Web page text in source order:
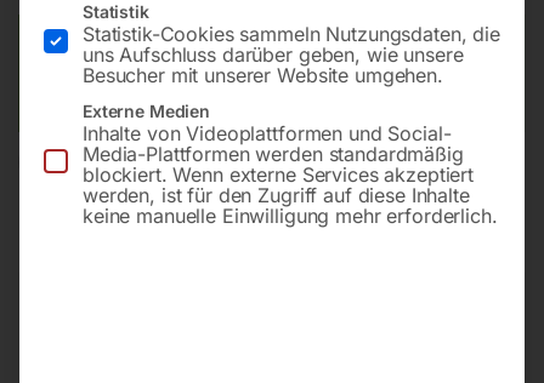
Versandkosten Standard (Österreich): €10,00
Bitte beachten Sie: Die Versandkosten gelten für Österreich.
Andere Länder können abweichen.
In den Warenkorb
Statistik
Statistik-Cookies sammeln Nutzungsdaten, die
uns Aufschluss darüber geben, wie unsere
Besucher mit unserer Website umgehen.
Externe Medien
Inhalte von Videoplattformen und Social-
Media-Plattformen werden standardmäßig
blockiert. Wenn externe Services akzeptiert
werden, ist für den Zugriff auf diese Inhalte
keine manuelle Einwilligung mehr erforderlich.